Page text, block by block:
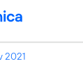
2021